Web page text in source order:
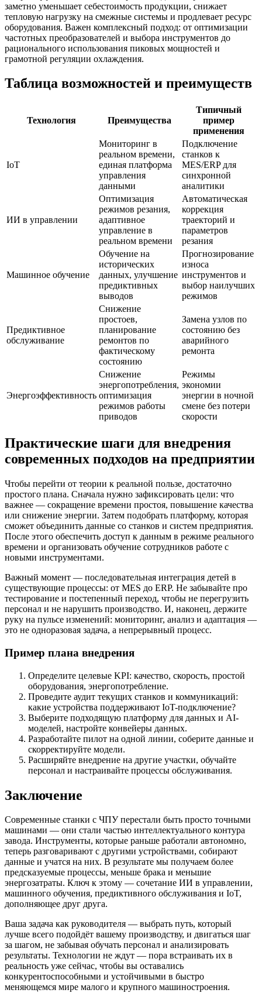
заметно уменьшает себестоимость продукции, снижает
тепловую нагрузку на смежные системы и продлевает ресурс
оборудования. Важен комплексный подход: от оптимизации
частотных преобразователей и выбора инструментов до
рационального использования пиковых мощностей и
грамотной регуляции охлаждения.
Таблица возможностей и преимуществ
Технология Преимущества
Типичный
пример
применения
IoT
Мониторинг в
реальном времени,
единая платформа
управления
данными
Подключение
станков к
MES/ERP для
синхронной
аналитики
ИИ в управлении
Оптимизация
режимов резания,
адаптивное
управление в
реальном времени
Автоматическая
коррекция
траекторий и
параметров
резания
Машинное обучение
Обучение на
исторических
данных, улучшение
предиктивных
выводов
Прогнозирование
износа
инструментов и
выбор наилучших
режимов
Предиктивное
обслуживание
Снижение
простоев,
планирование
ремонтов по
фактическому
состоянию
Замена узлов по
состоянию без
аварийного
ремонта
Энергоэффективность
Снижение
энергопотребления,
оптимизация
режимов работы
приводов
Режимы
экономии
энергии в ночной
смене без потери
скорости
Практические шаги для внедрения
современных подходов на предприятии
Чтобы перейти от теории к реальной пользе, достаточно
простого плана. Сначала нужно зафиксировать цели: что
важнее — сокращение времени простоя, повышение качества
или снижение энергии. Затем подобрать платформу, которая
сможет объединить данные со станков и систем предприятия.
После этого обеспечить доступ к данным в режиме реального
времени и организовать обучение сотрудников работе с
новыми инструментами.
Важный момент — последовательная интеграция детей в
существующие процессы: от MES до ERP. Не забывайте про
тестирование и постепенный переход, чтобы не перегрузить
персонал и не нарушить производство. И, наконец, держите
руку на пульсе изменений: мониторинг, анализ и адаптация —
это не одноразовая задача, а непрерывный процесс.
Пример плана внедрения
Определите целевые KPI: качество, скорость, простой
оборудования, энергопотребление.
Проведите аудит текущих станков и коммуникаций:
какие устройства поддерживают IoT-подключение?
Выберите подходящую платформу для данных и AI-
моделей, настройте конвейеры данных.
Разработайте пилот на одной линии, соберите данные и
скорректируйте модели.
Расширяйте внедрение на другие участки, обучайте
персонал и настраивайте процессы обслуживания.
Заключение
Современные станки с ЧПУ перестали быть просто точными
машинами — они стали частью интеллектуального контура
завода. Инструменты, которые раньше работали автономно,
теперь разговаривают с другими устройствами, собирают
данные и учатся на них. В результате мы получаем более
предсказуемые процессы, меньше брака и меньшие
энергозатраты. Ключ к этому — сочетание ИИ в управлении,
машинного обучения, предиктивного обслуживания и IoT,
дополняющее друг друга.
Ваша задача как руководителя — выбрать путь, который
лучше всего подойдёт вашему производству, и двигаться шаг
за шагом, не забывая обучать персонал и анализировать
результаты. Технологии не ждут — пора встраивать их в
реальность уже сейчас, чтобы вы оставались
конкурентоспособными и устойчивыми в быстро
меняющемся мире малого и крупного машиностроения.